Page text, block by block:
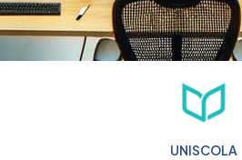
UNISCOLA